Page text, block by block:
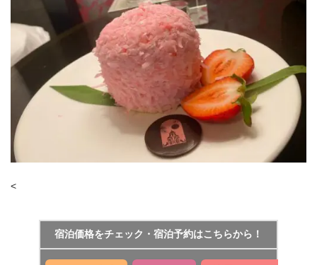
<
宿泊価格をチェック・宿泊予約はこちらから！